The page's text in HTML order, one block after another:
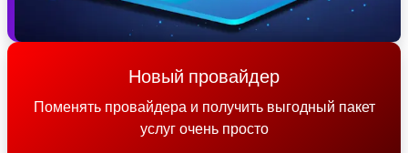
Новый провайдер
Поменять провайдера и получить выгодный пакет
услуг очень просто